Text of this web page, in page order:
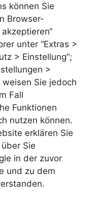
können Sie
Browser-
unter “Extras >
> Einstellung“;
>
weisen Sie jedoch
Fall
Funktionen
nutzen können.
erklären Sie
Sie
in der zuvor
und zu dem